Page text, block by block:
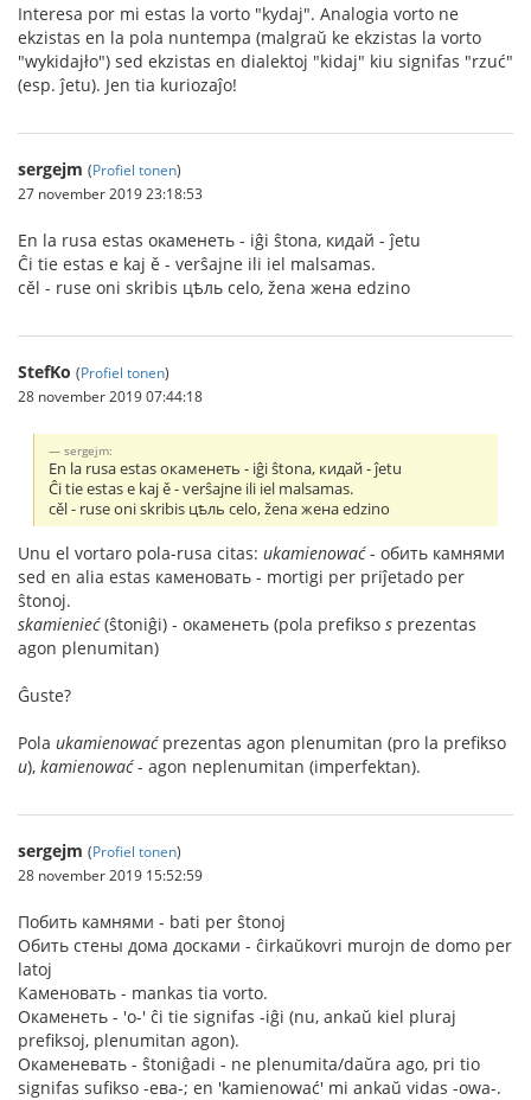
Interesa por mi estas la vorto "kydaj". Analogia vorto ne
ekzistas en la pola nuntempa (malgraŭ ke ekzistas la vorto
"wykidajło") sed ekzistas en dialektoj "kidaj" kiu signifas "rzuć"
(esp. ĵetu). Jen tia kuriozaĵo!
sergejm (Profiel tonen)
27 november 2019 23:18:53
En la rusa estas окаменеть - iĝi ŝtona, кидай - ĵetu
Ĉi tie estas e kaj ě - verŝajne ili iel malsamas.
cěl - ruse oni skribis цѣль celo, žena жена edzino
StefKo (Profiel tonen)
28 november 2019 07:44:18
sergejm:
En la rusa estas окаменеть - iĝi ŝtona, кидай - ĵetu
Ĉi tie estas e kaj ě - verŝajne ili iel malsamas.
cěl - ruse oni skribis цѣль celo, žena жена edzino
Unu el vortaro pola-rusa citas: ukamienować- обить камнями
sed en alia estas каменовать - mortigi per priĵetado per
ŝtonoj.
skamienieć(ŝtoniĝi) - окаменеть (pola prefikso s prezentas
agon plenumitan)
Ĝuste?
Pola ukamienowaćprezentas agon plenumitan (pro la prefikso
u), kamienować- agon neplenumitan (imperfektan).
sergejm (Profiel tonen)
28 november 2019 15:52:59
Побить камнями - bati per ŝtonoj
Обить стены дома досками - ĉirkaŭkovri murojn de domo per
latoj
Каменовать - mankas tia vorto.
Окаменеть - 'о-' ĉi tie signifas -iĝi (nu, ankaŭ kiel pluraj
prefiksoj, plenumitan agon).
Окаменевать - ŝtoniĝadi - ne plenumita/daŭra ago, pri tio
signifas sufikso -ева-; en 'kamienować' mi ankaŭ vidas -owa-.